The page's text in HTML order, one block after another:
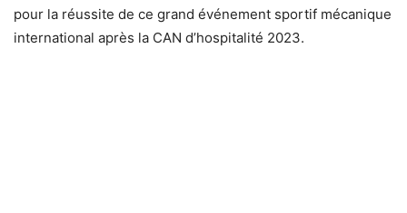
pour la réussite de ce grand événement sportif mécanique
international après la CAN d’hospitalité 2023.